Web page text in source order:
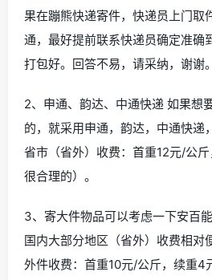
果在蹦熊快递寄件，快递员上门取
通，最好提前联系快递员确定准确
打包好。回答不易，请采纳，谢谢。
2、申通、韵达、中通快递 如果想
的，就采用申通，韵达，中通快递
省市（省外）收费：首重12元/公
很合理的）。
3、寄大件物品可以考虑一下安百
国内大部分地区（省外）收费相对
外件收费：首重10元/公斤，续重4